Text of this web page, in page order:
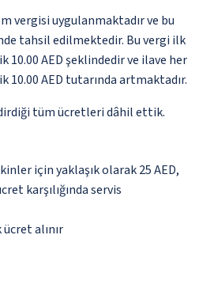
vergisi uygulanmaktadır ve bu
tahsil edilmektedir. Bu vergi ilk
10.00 AED şeklindedir ve ilave her
10.00 AED tutarında artmaktadır.
tüm ücretleri dâhil ettik.
için yaklaşık olarak 25 AED,
karşılığında servis
alınır